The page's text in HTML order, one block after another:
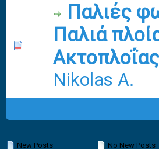
Παλιές
Παλιά
Ακτοπλοΐας
Nikolas A.
0 Vote(s) - 0 out of 5 in
34
New Posts
No New Posts